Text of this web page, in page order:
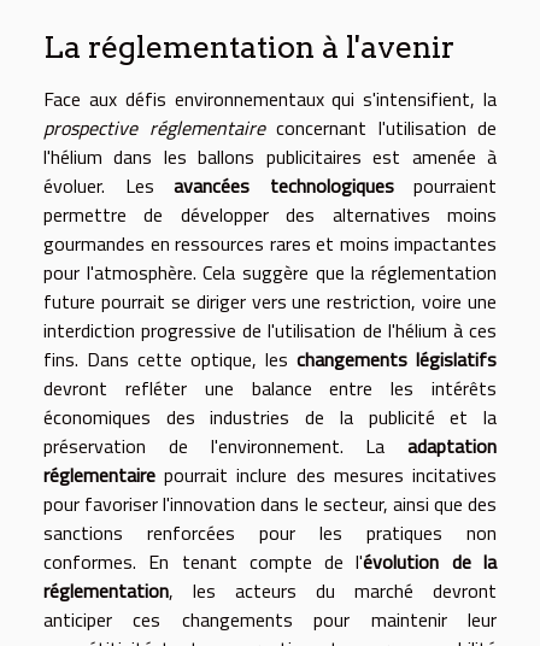
La réglementation à l'avenir
Face aux défis environnementaux qui s'intensifient, la
prospective réglementaireconcernant l'utilisation de
l'hélium dans les ballons publicitaires est amenée à
évoluer. Les avancées technologiquespourraient
permettre de développer des alternatives moins
gourmandes en ressources rares et moins impactantes
pour l'atmosphère. Cela suggère que la réglementation
future pourrait se diriger vers une restriction, voire une
interdiction progressive de l'utilisation de l'hélium à ces
fins. Dans cette optique, les changements législatifs
devront refléter une balance entre les intérêts
économiques des industries de la publicité et la
préservation de l'environnement. La adaptation
réglementaire pourrait inclure des mesures incitatives
pour favoriser l'innovation dans le secteur, ainsi que des
sanctions renforcées pour les pratiques non
conformes. En tenant compte de l'évolution de la
réglementation, les acteurs du marché devront
anticiper ces changements pour maintenir leur